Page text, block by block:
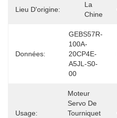
Lieu D'origine:
La
Chine
Données:
GEBS57R-
100A-
20CP4E-
A5JL-S0-
00
Usage:
Moteur
Servo De
Tourniquet